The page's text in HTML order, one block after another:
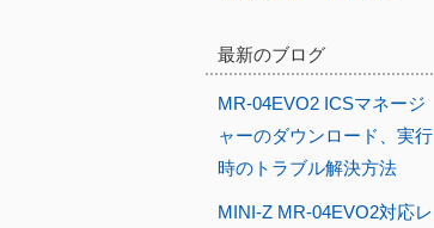
最新のブログ
MR-04EVO2 ICSマネージ
ャーのダウンロード、実行
時のトラブル解決方法
MINI-Z MR-04EVO2対応レ